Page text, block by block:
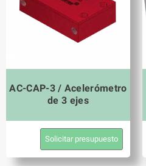
AC-CAP-3 / Acelerómetro
de 3 ejes
Solicitar presupuesto